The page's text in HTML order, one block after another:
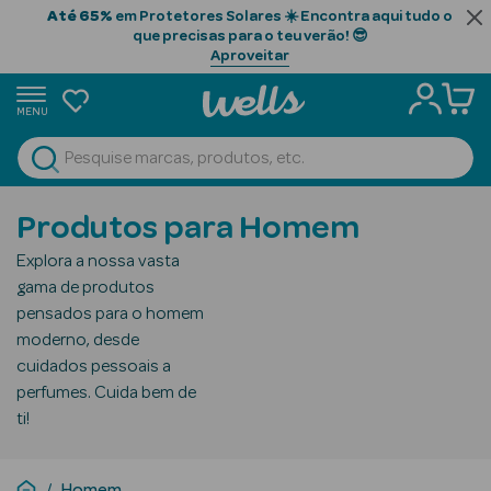
Até 65% em Protetores Solares ☀️ Encontra aqui tudo o
que precisas para o teu verão! 😎
Aproveitar
MENU
Ver Tudo
Beauty Season
Cabelo
Profissional
Beauty Season
Cosmética
Luxo
Produtos para Homem
Explora a nossa vasta
gama de produtos
pensados para o homem
moderno, desde
cuidados pessoais a
perfumes. Cuida bem de
ti!